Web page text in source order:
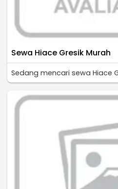
Sewa Hiace Gresik Murah
Sedang mencari sewa Hiace